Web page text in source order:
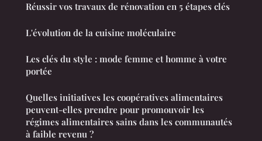
Réussir vos travaux de rénovation en 5 étapes clés
L'évolution de la cuisine moléculaire
Les clés du style : mode femme et homme à votre
portée
Quelles initiatives les coopératives alimentaires
peuvent-elles prendre pour promouvoir les
régimes alimentaires sains dans les communautés
à faible revenu ?